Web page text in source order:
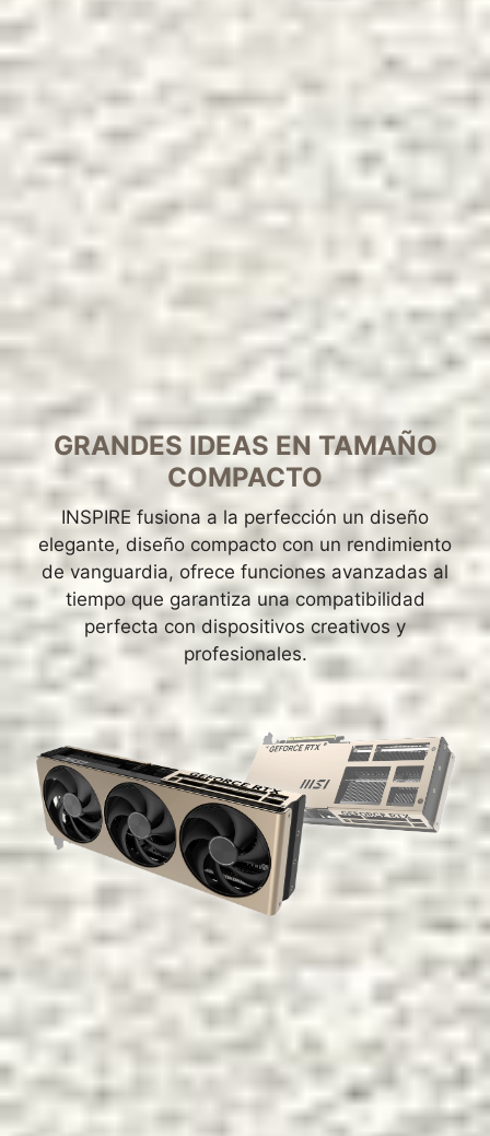
GRANDES IDEAS EN TAMAÑO
COMPACTO
INSPIRE fusiona a la perfección un diseño
elegante, diseño compacto con un rendimiento
de vanguardia, ofrece funciones avanzadas al
tiempo que garantiza una compatibilidad
perfecta con dispositivos creativos y
profesionales.